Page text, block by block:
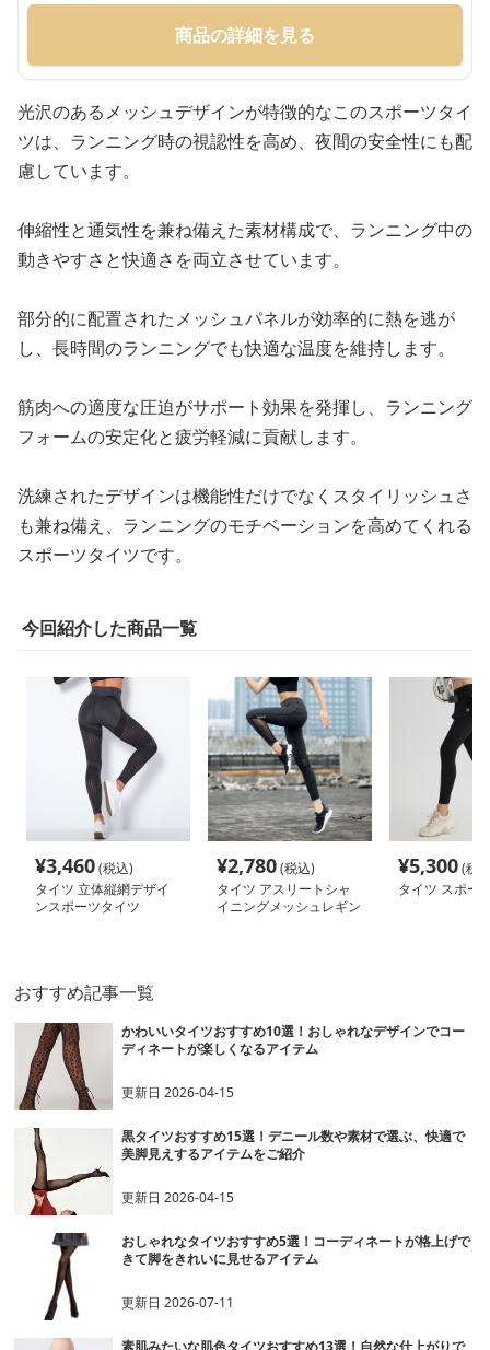
商品の詳細を見る
光沢のあるメッシュデザインが特徴的なこのスポーツタイ
ツは、ランニング時の視認性を高め、夜間の安全性にも配
慮しています。
伸縮性と通気性を兼ね備えた素材構成で、ランニング中の
動きやすさと快適さを両立させています。
部分的に配置されたメッシュパネルが効率的に熱を逃が
し、長時間のランニングでも快適な温度を維持します。
筋肉への適度な圧迫がサポート効果を発揮し、ランニング
フォームの安定化と疲労軽減に貢献します。
洗練されたデザインは機能性だけでなくスタイリッシュさ
も兼ね備え、ランニングのモチベーションを高めてくれる
スポーツタイツです。
今回紹介した商品一覧
¥3,460(税込)
タイツ 立体縦網デザイ
ンスポーツタイツ
¥2,780(税込)
タイツ アスリートシャ
イニングメッシュレギン
¥5,300(税
タイツ スポー
おすすめ記事一覧
かわいいタイツおすすめ10選！おしゃれなデザインでコー
ディネートが楽しくなるアイテム
更新日2026-04-15
黒タイツおすすめ15選！デニール数や素材で選ぶ、快適で
美脚見えするアイテムをご紹介
更新日2026-04-15
おしゃれなタイツおすすめ5選！コーディネートが格上げで
きて脚をきれいに見せるアイテム
更新日2026-07-11